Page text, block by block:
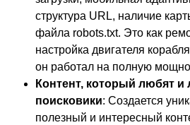
структура URL, наличие
файла robots.txt. Это как
настройка двигателя
он работал на полную
Контент, который любят и
поисковики: Создается
полезный и интересный